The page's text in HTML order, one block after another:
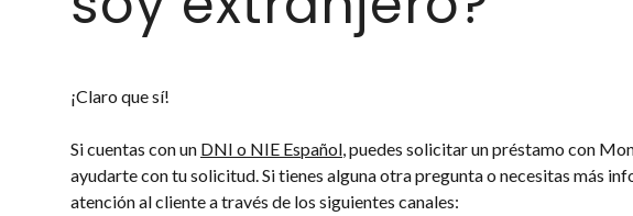
¡Claro que sí!
Si cuentas con un DNI o NIE Español, puedes solicitar un préstamo con
ayudarte con tu solicitud. Si tienes alguna otra pregunta o necesitas más
atención al cliente a través de los siguientes canales: